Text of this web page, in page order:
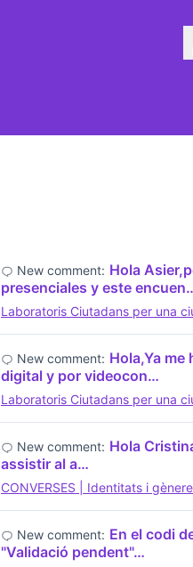
New comment: Hola
presenciales y este
Laboratoris Ciutadans per una
New comment: Hola,Ya
digital y por videocon…
Laboratoris Ciutadans per una
New comment: Hola
assistir al a…
CONVERSES | Identitats i
New comment: En el codi
"Validació pendent"…